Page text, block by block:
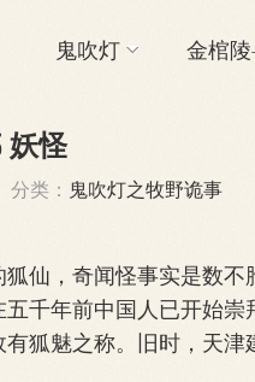
鬼吹灯 金棺
妖怪
分类： 鬼吹灯之牧野诡事
，奇闻怪事实是数不
千年前中国人已开始
狐魅之称。旧时，天